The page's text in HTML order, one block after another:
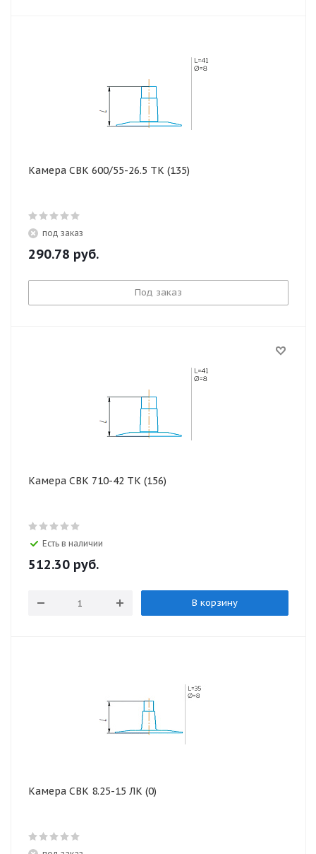
Камера СВК 600/55-26.5 ТК (135)
под заказ
290.78 руб.
Под заказ
Камера СВК 710-42 ТК (156)
Есть в наличии
512.30 руб.
В корзину
Камера СВК 8.25-15 ЛК (0)